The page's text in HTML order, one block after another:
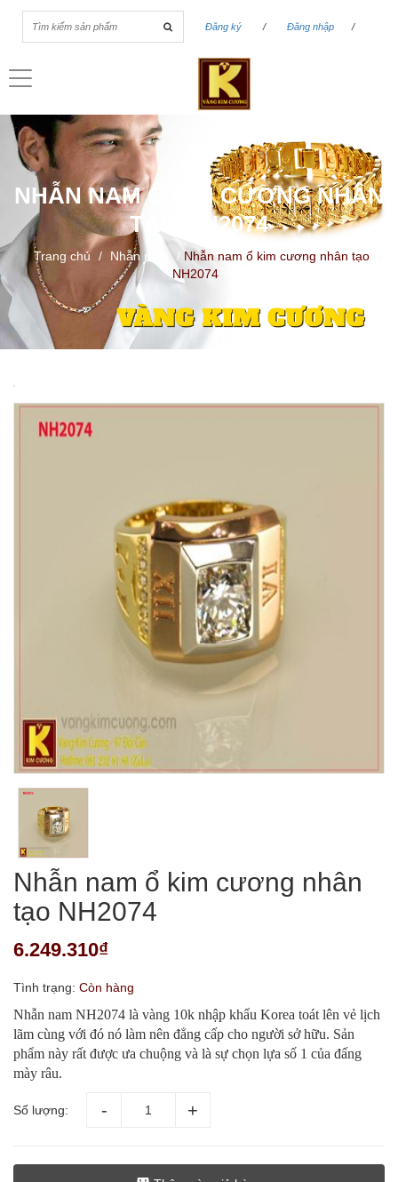
Đăng ký / Đăng nhập /
Toggle
NHẪN NAM Ổ KIM CƯƠNG NHÂN
TẠO NH2074
Trang chủ / Nhẫn nam / Nhẫn nam ổ kim cương nhân tạo
NH2074
Nhẫn nam ổ kim cương nhân
tạo NH2074
6.249.310₫
Tình trạng: Còn hàng
Nhẫn nam NH2074 là vàng 10k nhập khẩu Korea toát lên vẻ lịch
lãm cùng với đó nó làm nên đẳng cấp cho người sở hữu. Sản
phẩm này rất được ưa chuộng và là sự chọn lựa số 1 của đấng
mày râu.
Số lượng: